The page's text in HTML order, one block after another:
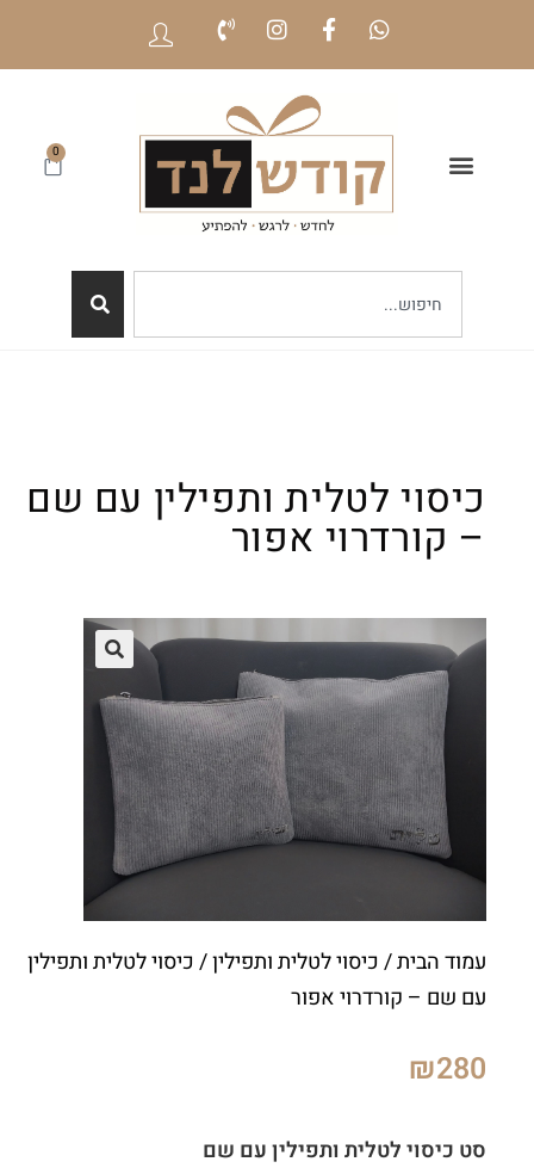
0
כיסוי לטלית ותפילין עם שם
– קורדרוי אפור
עמוד הבית/כיסוי לטלית ותפילין/ כיסוי לטלית ותפילין
עם שם – קורדרוי אפור
₪280
סט כיסוי לטלית ותפילין עם שם